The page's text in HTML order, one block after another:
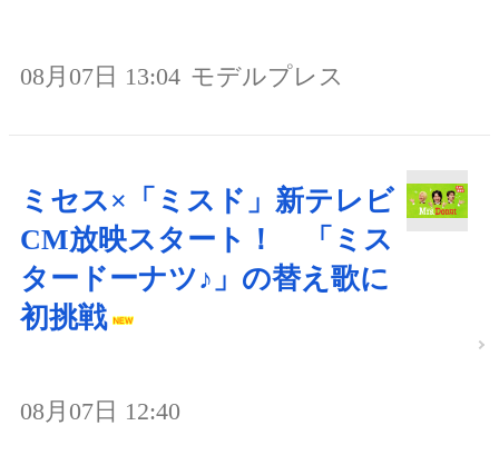
08月07日 13:04 モデルプレス
ミセス×「ミスド」新テレビ
CM放映スタート！ 「ミス
タードーナツ♪」の替え歌に
初挑戦
08月07日 12:40